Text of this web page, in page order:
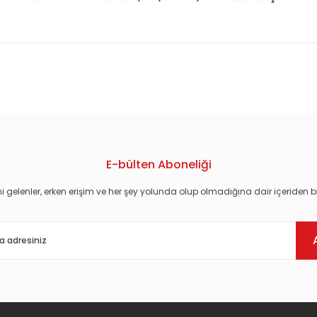
E-bülten Aboneliği
gelenler, erken erişim ve her şey yolunda olup olmadığına dair içeriden